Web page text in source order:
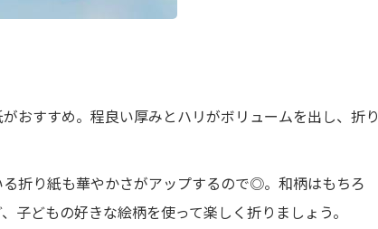
おすすめ。程良い厚みとハリがボリュームを出し、折り
折り紙も華やかさがアップするので◎。和柄はもちろ
子どもの好きな絵柄を使って楽しく折りましょう。